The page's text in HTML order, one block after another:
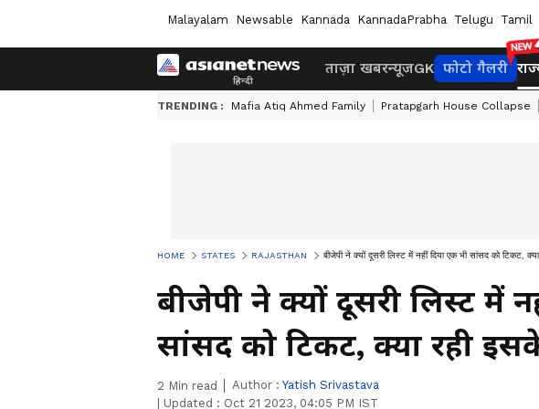
Malayalam Newsable Kannada KannadaPrabha Telugu Tamil
ताज़ा खबरन्यूजGK फोटो गैलरी
TRENDING : Mafia Atiq Ahmed Family Pratapgarh House Collapse
HOME STATES RAJASTHAN बीजेपी ने क्यों दूसरी लिस्ट में नहीं दिया एक भी सांसद को टिकट,
बीजेपी ने क्यों दूसरी लिस्ट में
सांसद को टिकट, क्या रही
2 Min read Author : Yatish Srivastava
Updated : Oct 21 2023, 04:05 PM IST